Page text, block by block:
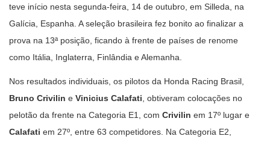
teve início nesta segunda-feira, 14 de outubro, em Silleda, na
Galícia, Espanha. A seleção brasileira fez bonito ao finalizar a
prova na 13ª posição, ficando à frente de países de renome
como Itália, Inglaterra, Finlândia e Alemanha.
Nos resultados individuais, os pilotos da Honda Racing Brasil,
Bruno Crivilin e Vinicius Calafati , obtiveram colocações no
pelotão da frente na Categoria E1, com Crivilin em 17º lugar e
Calafati em 27º, entre 63 competidores. Na Categoria E2,